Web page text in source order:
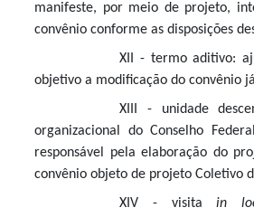
manifeste, por meio de projeto,
convênio conforme as disposições
XII - termo aditivo:
objetivo a modificação do convênio
XIII - unidade
organizacional do Conselho
responsável pela elaboração do
convênio objeto de projeto Coletivo
XIV - visitain